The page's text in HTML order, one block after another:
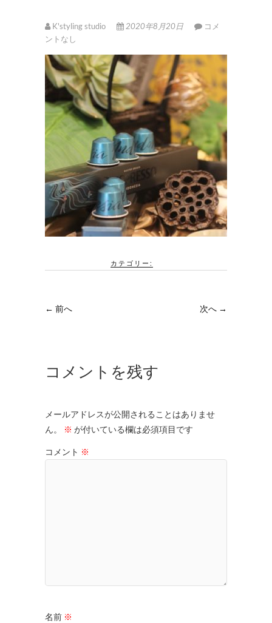
K'styling studio 2020年8月20日
コメ
ントなし
カテゴリー:
← 前へ 次へ →
コメントを残す
メールアドレスが公開されることはありませ
ん。
※ が付いている欄は必須項目です
コメント ※
名前 ※